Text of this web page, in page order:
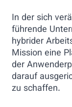
In der sich
führende
hybrider
Mission eine
der
darauf
zu schaffen.